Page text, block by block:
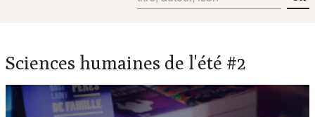
Sciences humaines de l'été #2